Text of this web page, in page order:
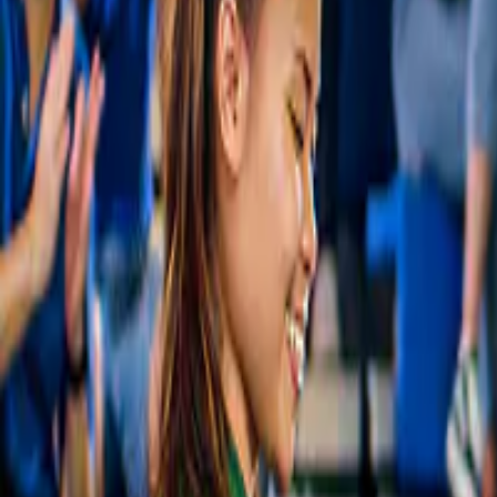
Sélection bien pensée
Nous ne vous proposons que des expériences qui en valent vraiment
Disponible à tout moment
Réservez à l'avance ou la veille. Il y a toujours une créneau disponible.